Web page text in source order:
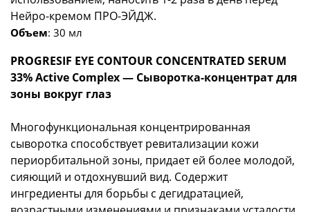
Нейро-кремом ПРО-ЭЙДЖ.
Объем: 30 мл
PROGRESIF EYE CONTOUR CONCENTRATED SERUM
33% Active Complex — Сыворотка-концентрат для
зоны вокруг глаз
Многофункциональная концентрированная
сыворотка способствует ревитализации кожи
периорбитальной зоны, придает ей более молодой,
сияющий и отдохнувший вид. Cодержит
ингредиенты для борьбы с дегидратацией,